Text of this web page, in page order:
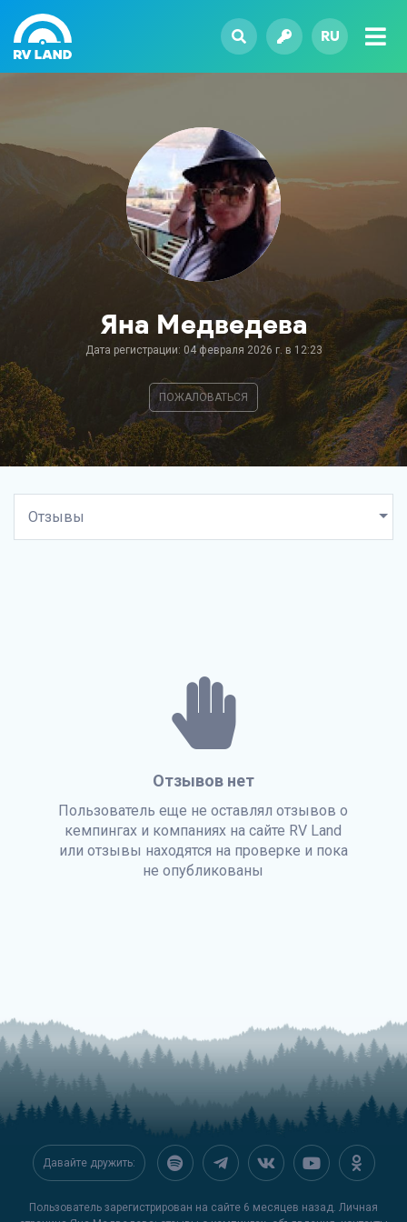
RU
Яна Медведева
Дата регистрации: 04 февраля 2026 г. в 12:23
ПОЖАЛОВАТЬСЯ
Отзывов нет
Пользователь еще не оставлял отзывов о
кемпингах и компаниях на сайте RV Land
или отзывы находятся на проверке и пока
не опубликованы
Давайте дружить:
Пользователь зарегистрирован на сайте 6 месяцев назад. Личная